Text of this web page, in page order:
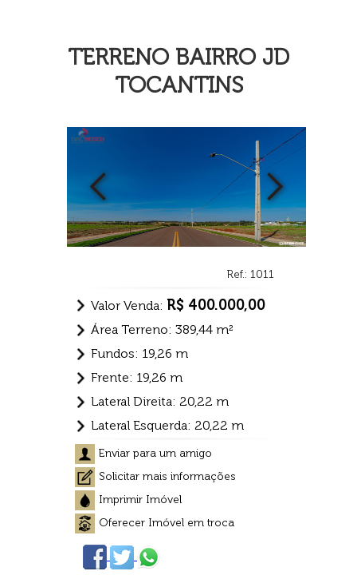
TERRENO BAIRRO JD
TOCANTINS
Ref.: 1011
Valor Venda: R$ 400.000,00
Área Terreno: 389,44 m²
Fundos: 19,26 m
Frente: 19,26 m
Lateral Direita: 20,22 m
Lateral Esquerda: 20,22 m
Enviar para um amigo
Solicitar mais informações
Imprimir Imóvel
Oferecer Imóvel em troca